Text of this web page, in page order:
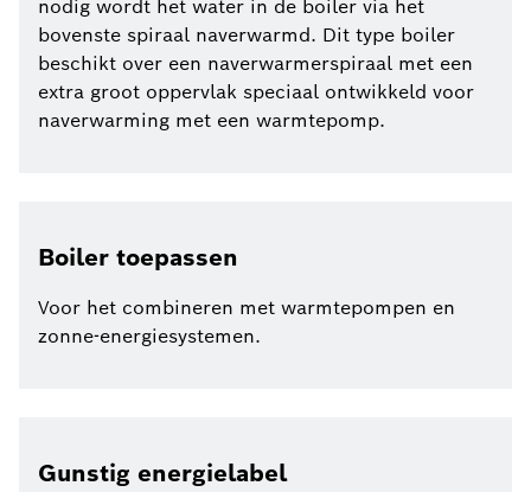
nodig wordt het water in de boiler via het
bovenste spiraal naverwarmd. Dit type boiler
beschikt over een naverwarmerspiraal met een
extra groot oppervlak speciaal ontwikkeld voor
naverwarming met een warmtepomp.
Boiler toepassen
Voor het combineren met warmtepompen en
zonne-energiesystemen.
Gunstig energielabel